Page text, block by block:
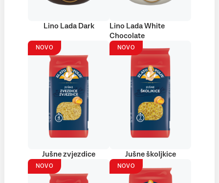
Lino Lada Dark
Lino Lada White
Chocolate
NOVO
Jušne zvjezdice
NOVO
Jušne školjkice
NOVO NOVO